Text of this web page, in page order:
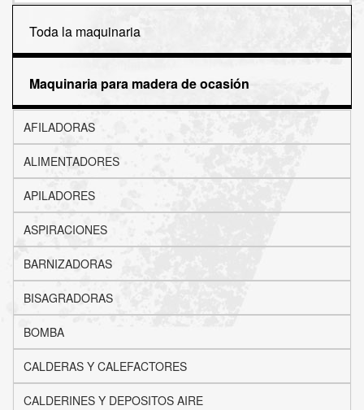
Toda la maquinaria
Maquinaria para madera de ocasión
AFILADORAS
ALIMENTADORES
APILADORES
ASPIRACIONES
BARNIZADORAS
BISAGRADORAS
BOMBA
CALDERAS Y CALEFACTORES
CALDERINES Y DEPOSITOS AIRE